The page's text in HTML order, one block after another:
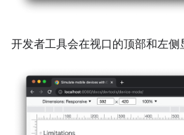
开发者工具会在视口的顶部和左侧